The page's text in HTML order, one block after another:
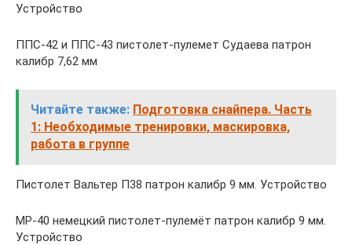
Устройство
ППС-42 и ППС-43 пистолет-пулемет Судаева патрон
калибр 7,62 мм
Читайте также: Подготовка снайпера. Часть
1: Необходимые тренировки, маскировка,
работа в группе
Пистолет Вальтер П38 патрон калибр 9 мм. Устройство
MP-40 немецкий пистолет-пулемёт патрон калибр 9 мм.
Устройство